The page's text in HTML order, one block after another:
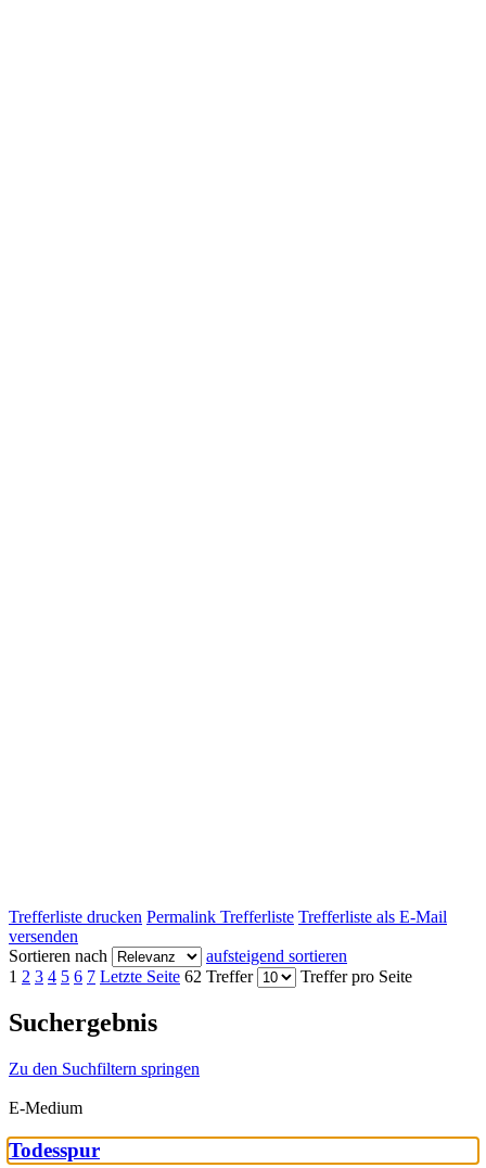
Trefferliste drucken Permalink Trefferliste Trefferliste als E-Mail
versenden
Sortieren nach
aufsteigend sortieren
1 2 3 4 5 6 7 Letzte Seite 62 Treffer Treffer pro Seite
Suchergebnis
Zu den Suchfiltern springen
E-Medium
Todesspur